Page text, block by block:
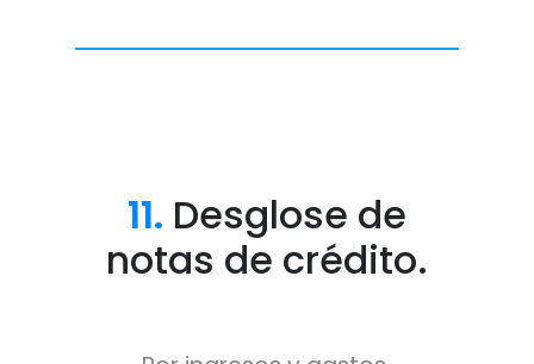
11. Desglose de
notas de crédito.